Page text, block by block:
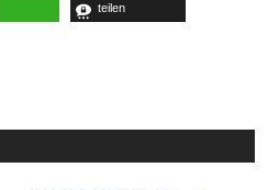
teilen